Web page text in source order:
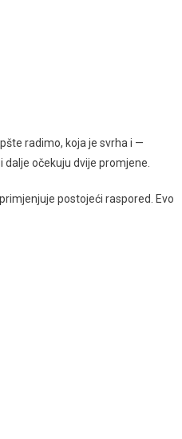
radimo, koja je svrha i —
očekuju dvije promjene.
postojeći raspored. Evo